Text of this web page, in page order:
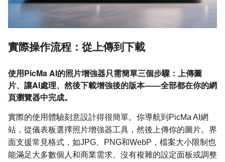
實際操作流程：從上傳到下載
使用PicMa AI的照片增強器只需簡單三個步驟：上傳圖
片、讓AI處理、然後下載增強後的版本——全部都在你的網
頁瀏覽器中完成。
實際的使用體驗刻意設計得很簡單。你導航到PicMa AI網
站，從儀表板選擇照片增強器工具，然後上傳你的圖片。界
面支援常見格式，如JPG、PNG和WebP，檔案大小限制也
能滿足大多數個人和商業需求。沒有複雜的設定面板或調整